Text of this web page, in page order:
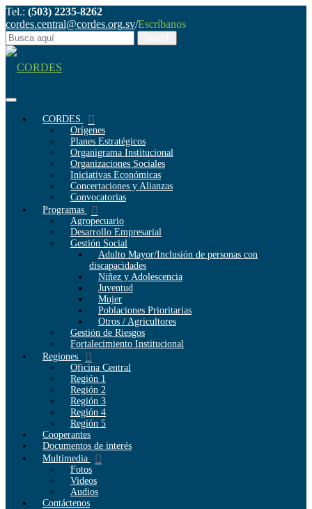
Tel.: (503) 2235-8262
cordes.central@cordes.org.sv/Escríbanos
CORDES
Orígenes
Planes Estratégicos
Organigrama Institucional
Organizaciones Sociales
Iniciativas Económicas
Concertaciones y Alianzas
Convocatorias
Programas
Agropecuario
Desarrollo Empresarial
Gestión Social
Adulto Mayor/Inclusión de personas con
discapacidades
Niñez y Adolescencia
Juventud
Mujer
Poblaciones Prioritarias
Otros / Agricultores
Gestión de Riesgos
Fortalecimiento Institucional
Regiones
Oficina Central
Región 1
Región 2
Región 3
Región 4
Región 5
Cooperantes
Documentos de interés
Multimedia
Fotos
Videos
Audios
Contáctenos